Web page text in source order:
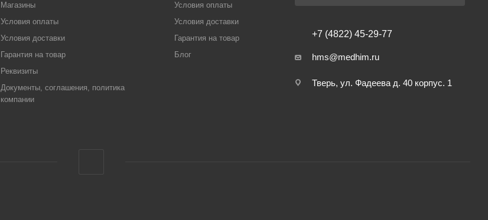
Магазины
Условия оплаты
Условия доставки
Гарантия на товар
Реквизиты
Документы, соглашения, политика
компании
Условия оплаты
Условия доставки
Гарантия на товар
Блог
+7 (4822) 45-29-77
hms@medhim.ru
Тверь, ул. Фадеева д. 40 корпус. 1